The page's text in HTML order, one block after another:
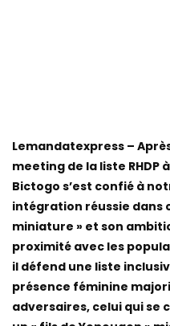
Lemandatexpress –
meeting de la liste RHDP
Bictogo s’est confié à
intégration réussie dans
miniature » et son
proximité avec les
il défend une liste
présence féminine
adversaires, celui qui se